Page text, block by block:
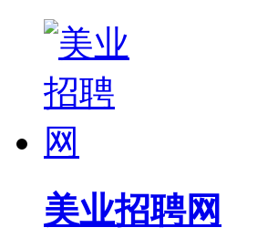
美业招聘网